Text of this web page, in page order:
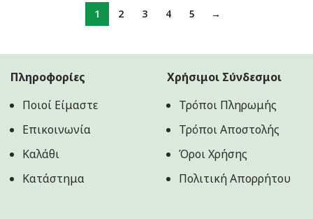
through
1 2 3 4 5 →
Πληροφορίες
Ποιοί Είμαστε
Επικοινωνία
Καλάθι
Κατάστημα
Χρήσιμοι Σύνδεσμοι
Τρόποι Πληρωμής
Τρόποι Αποστολής
Όροι Χρήσης
Πολιτική Aπορρήτου